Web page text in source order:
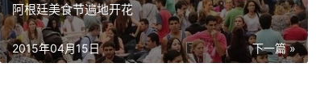
阿根廷美食节遍地开花
下一篇 »
2015年04月15日